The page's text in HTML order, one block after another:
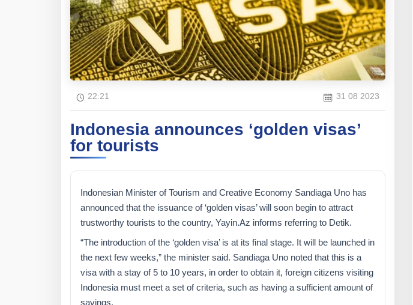
22:21 31 08 2023
Indonesia announces ‘golden visas’
for tourists
Indonesian Minister of Tourism and Creative Economy Sandiaga Uno has
announced that the issuance of ‘golden visas’ will soon begin to attract
trustworthy tourists to the country, Yayin.Az informs referring to Detik.
“The introduction of the ‘golden visa’ is at its final stage. It will be launched in
the next few weeks,” the minister said. Sandiaga Uno noted that this is a
visa with a stay of 5 to 10 years, in order to obtain it, foreign citizens visiting
Indonesia must meet a set of criteria, such as having a sufficient amount of
savings.